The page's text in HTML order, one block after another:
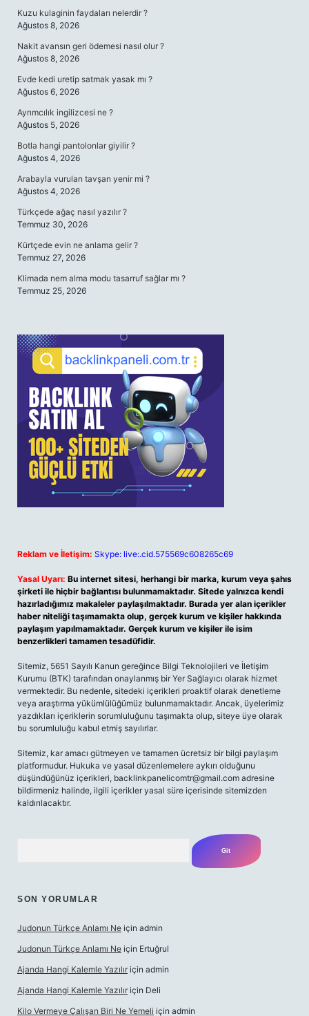
Kuzu kulaginin faydaları nelerdir ?
Ağustos 8, 2026
Nakit avansın geri ödemesi nasıl olur ?
Ağustos 8, 2026
Evde kedi uretip satmak yasak mı ?
Ağustos 6, 2026
Ayrımcılık ingilizcesi ne ?
Ağustos 5, 2026
Botla hangi pantolonlar giyilir ?
Ağustos 4, 2026
Arabayla vurulan tavşan yenir mi ?
Ağustos 4, 2026
Türkçede ağaç nasıl yazılır ?
Temmuz 30, 2026
Kürtçede evin ne anlama gelir ?
Temmuz 27, 2026
Klimada nem alma modu tasarruf sağlar mı ?
Temmuz 25, 2026
Reklam ve İletişim: Skype: live:.cid.575569c608265c69
Yasal Uyarı: Bu internet sitesi, herhangi bir marka, kurum veya şahıs
şirketi ile hiçbir bağlantısı bulunmamaktadır. Sitede yalnızca kendi
hazırladığımız makaleler paylaşılmaktadır. Burada yer alan içerikler
haber niteliği taşımamakta olup, gerçek kurum ve kişiler hakkında
paylaşım yapılmamaktadır. Gerçek kurum ve kişiler ile isim
benzerlikleri tamamen tesadüfidir.
Sitemiz, 5651 Sayılı Kanun gereğince Bilgi Teknolojileri ve İletişim
Kurumu (BTK) tarafından onaylanmış bir Yer Sağlayıcı olarak hizmet
vermektedir. Bu nedenle, sitedeki içerikleri proaktif olarak denetleme
veya araştırma yükümlülüğümüz bulunmamaktadır. Ancak, üyelerimiz
yazdıkları içeriklerin sorumluluğunu taşımakta olup, siteye üye olarak
bu sorumluluğu kabul etmiş sayılırlar.
Sitemiz, kar amacı gütmeyen ve tamamen ücretsiz bir bilgi paylaşım
platformudur. Hukuka ve yasal düzenlemelere aykırı olduğunu
düşündüğünüz içerikleri, backlinkpanelicomtr@gmail.com adresine
bildirmeniz halinde, ilgili içerikler yasal süre içerisinde sitemizden
kaldırılacaktır.
SON YORUMLAR
Judonun Türkçe Anlamı Ne için admin
Judonun Türkçe Anlamı Ne için Ertuğrul
Ajanda Hangi Kalemle Yazılır için admin
Ajanda Hangi Kalemle Yazılır için Deli
Kilo Vermeye Çalışan Biri Ne Yemeli için admin